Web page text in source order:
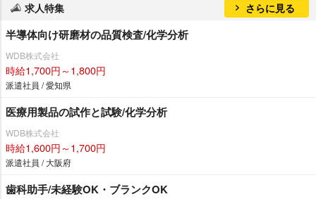
求人特集 さらに見る
半導体向け研磨材の品質検査/化学分析
WDB株式会社
時給1,700円～1,800円
派遣社員 / 愛知県
医療用製品の試作と試験/化学分析
WDB株式会社
時給1,600円～1,700円
派遣社員 / 大阪府
歯科助手/未経験OK・ブランクOK